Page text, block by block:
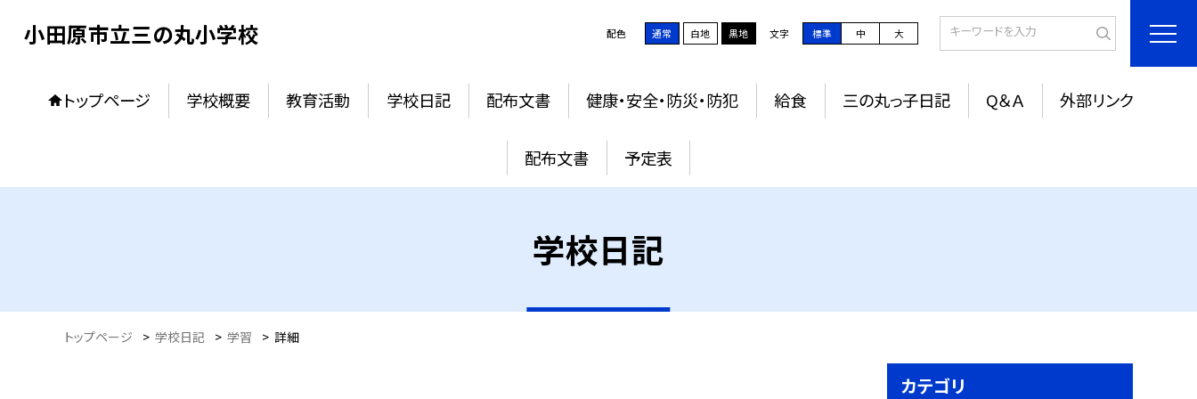
小田原市立三の丸小学校 配色 通常 白地 黒地 文字 標準 中 大
トップページ 学校概要 教育活動 学校日記 配布文書 健康・安全・防災・防犯 給食 三の丸っ子日記 Q＆Ａ 外部リンク
配布文書 予定表
学校日記
トップページ > 学校日記 > 学習 > 詳細
カテゴリ